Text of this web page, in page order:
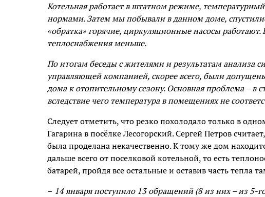
Котельная работает в штатном режиме,
нормами. Затем мы побывали в данном доме,
«обратка» горячие, циркуляционные насосы
теплоснабжения меньше.
По итогам беседы с жителями и результатам анализа
управляющей компанией, скорее всего, были
дома к отопительному сезону. Основная проблема – в
вследствие чего температура в помещениях не
Следует отметить, что резко похолодало только в
Гагарина в посёлке Лесогорский. Сергей Петров
была проделана некачественно. К тому же дом
дальше всего от поселковой котельной, то есть
батарей, пройдя все остальные и оставив часть тепла
– 14 января поступило 13 обращений (8 из них – из 5-